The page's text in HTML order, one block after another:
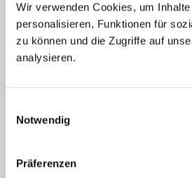
Wir verwenden Cookies, um
personalisieren, Funktionen für
zu können und die Zugriffe auf
analysieren.
Notwendig
Präferenzen
Antonia Stautz, Hannah Kohn
Nach einer überragenden Abwehr
verwandelte Kindermann zum
und nach zwei Blocks von
Weske zur 1:0-Satzführung